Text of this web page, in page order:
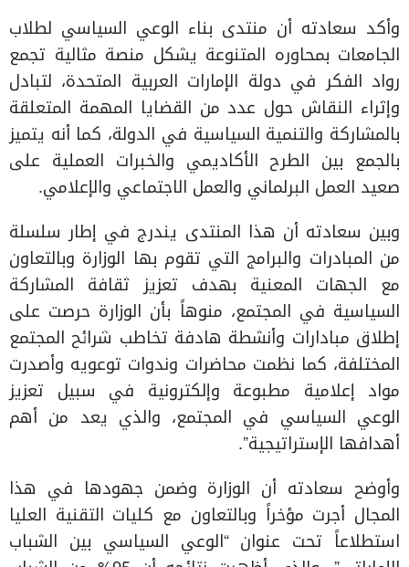
وأكد سعادته أن منتدى بناء الوعي السياسي لطلاب
الجامعات بمحاوره المتنوعة يشكل منصة مثالية تجمع
رواد الفكر في دولة الإمارات العربية المتحدة، لتبادل
وإثراء النقاش حول عدد من القضايا المهمة المتعلقة
بالمشاركة والتنمية السياسية في الدولة، كما أنه يتميز
بالجمع بين الطرح الأكاديمي والخبرات العملية على
صعيد العمل البرلماني والعمل الاجتماعي والإعلامي.
وبين سعادته أن هذا المنتدى يندرج في إطار سلسلة
من المبادرات والبرامج التي تقوم بها الوزارة وبالتعاون
مع الجهات المعنية بهدف تعزيز ثقافة المشاركة
السياسية في المجتمع، منوهاً بأن الوزارة حرصت على
إطلاق مبادارات وأنشطة هادفة تخاطب شرائح المجتمع
المختلفة، كما نظمت محاضرات وندوات توعويه وأصدرت
مواد إعلامية مطبوعة وإلكترونية في سبيل تعزيز
الوعي السياسي في المجتمع، والذي يعد من أهم
أهدافها الإستراتيجية”.
وأوضح سعادته أن الوزارة وضمن جهودها في هذا
المجال أجرت مؤخراً وبالتعاون مع كليات التقنية العليا
استطلاعاً تحت عنوان “الوعي السياسي بين الشباب